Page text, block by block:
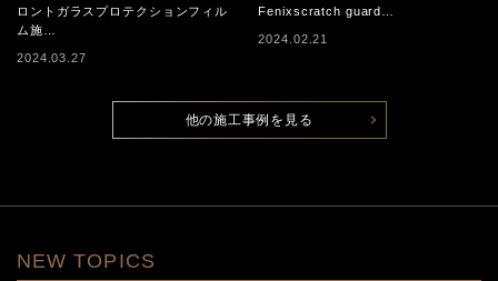
ロントガラスプロテクションフィル
ム施…
2024.03.27
Fenixscratch guard…
2024.02.21
他の施工事例を見る
NEW TOPICS